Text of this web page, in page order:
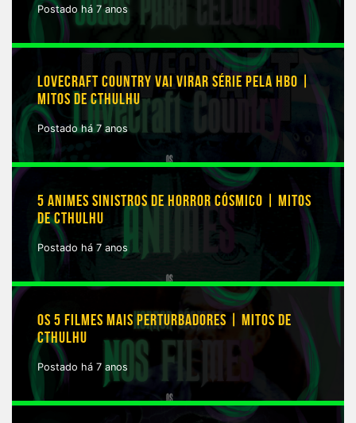
Postado há 7 anos
LOVECRAFT COUNTRY VAI VIRAR SÉRIE PELA HBO |
MITOS DE CTHULHU
Postado há 7 anos
5 ANIMES SINISTROS DE HORROR CÓSMICO | MITOS
DE CTHULHU
Postado há 7 anos
OS 5 FILMES MAIS PERTURBADORES | MITOS DE
CTHULHU
Postado há 7 anos